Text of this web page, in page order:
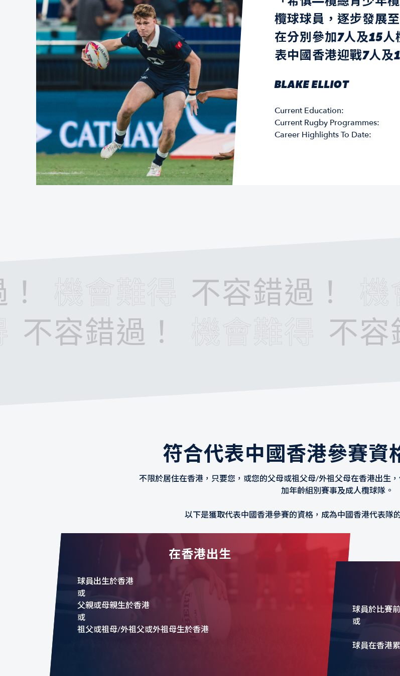
欖球球員，逐步發展
在分別參加7人及15
表中國香港迎戰7人及
BLAKE ELLIOT
Current Education:
Current Rugby Programmes:
Career Highlights To Date:
機會難得 不容錯過！ 機
不容錯過！ 機會難得 不容
符合代表中國香港參賽資
不限於居住在香港，只要您，或您的父母或祖父母/外祖父母在香港出生
加年齡組別賽事及成人欖球隊。
以下是獲取代表中國香港參賽的資格，成為中國香港代表隊
在香港出生
球員出生於香港
或
父親或母親生於香港
或
祖父或祖母/外祖父或外祖母生於香港
球員於比賽
或
球員在香港